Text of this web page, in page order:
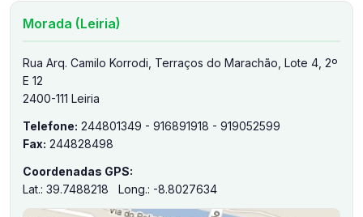
Morada (Leiria)
Rua Arq. Camilo Korrodi, Terraços do Marachão, Lote 4, 2º
E 12
2400-111 Leiria
Telefone: 244801349 - 916891918 - 919052599
Fax: 244828498
Coordenadas GPS:
Lat.: 39.7488218 Long.: -8.8027634